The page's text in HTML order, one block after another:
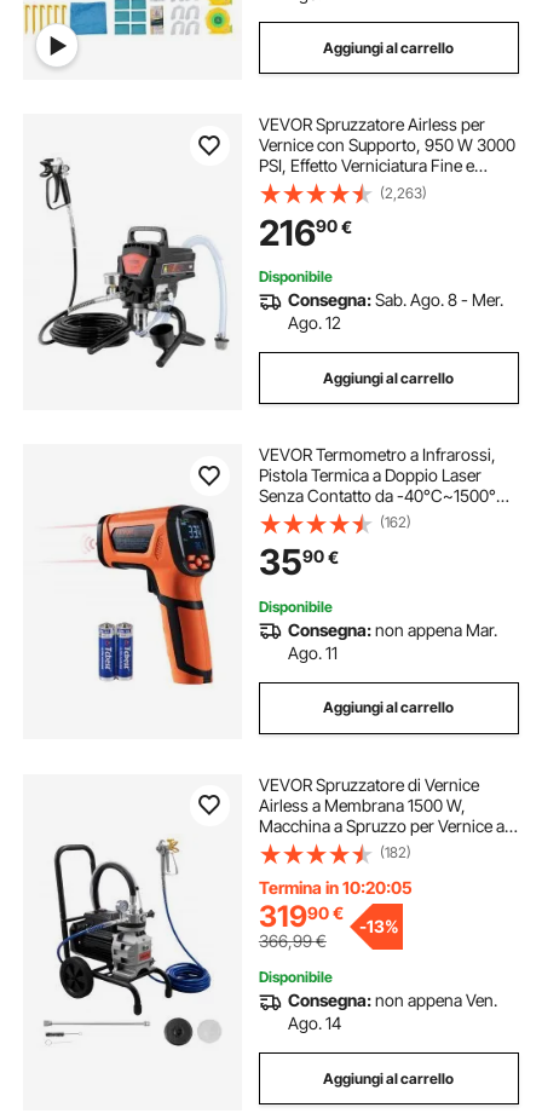
Aggiungi al carrello
VEVOR Spruzzatore Airless per
Vernice con Supporto, 950 W 3000
PSI, Effetto Verniciatura Fine e
Uniforme, Spruzzatori di Vernice
Manuali per Mobili e Recinzioni
Interni ed Esterni di Casa
(2,263)
21690€
Disponibile
Consegna:Sab. Ago. 8 - Mer.
Ago. 12
Aggiungi al carrello
VEVOR Termometro a Infrarossi,
Pistola Termica a Doppio Laser
Senza Contatto da -40°C~1500°C,
Pistola Termica Portatile a Infrarossi
per Fusione/Cottura/Forno per
Pizza/Motore (non per esseri
umani)
(162)
3590€
Disponibile
Consegna:non appena Mar.
Ago. 11
Aggiungi al carrello
VEVOR Spruzzatore di Vernice
Airless a Membrana 1500 W,
Macchina a Spruzzo per Vernice a
Carrello Airless Pressione max
19,31 MPa Flusso 2,5 L/min,
Spruzzatore con Tubo Flessibile 10
m Asta Prolunga
(182)
Termina in 10:20:04
31990€
366,99€
-13%
Disponibile
Consegna:non appena Ven.
Ago. 14
Aggiungi al carrello